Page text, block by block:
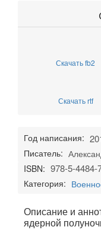
Скачать fb2
Скачать rtf
Год написания:
Писатель:
ISBN: 978-5-4484-
Категория:
Описание и
ядерной